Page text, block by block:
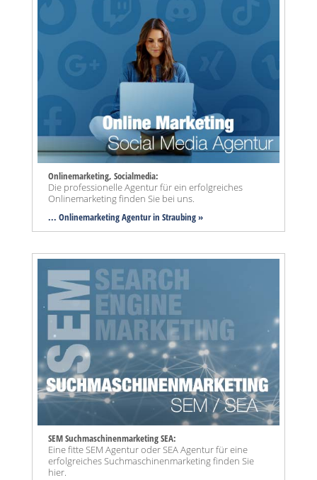
Onlinemarketing, Socialmedia:
Die professionelle Agentur für ein erfolgreiches
Onlinemarketing finden Sie bei uns.
... Onlinemarketing Agentur in Straubing »
SEM Suchmaschinenmarketing SEA:
Eine fitte SEM Agentur oder SEA Agentur für eine
erfolgreiches Suchmaschinenmarketing finden Sie
hier.